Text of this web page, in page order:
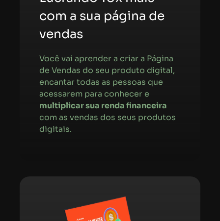
com a sua página de
vendas
Você vai aprender a criar a Página
de Vendas do seu produto digital,
encantar todas as pessoas que
acessarem para conhecer e
multiplicar sua renda financeira
com as vendas dos seus produtos
digitais.